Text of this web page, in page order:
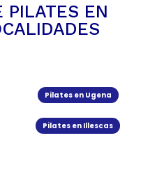
PILATES EN
Pilates en Ugena
Pilates en Illescas